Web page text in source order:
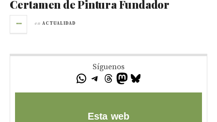
Certamen de Pintura Fundador
en ACTUALIDAD
Síguenos
Esta web